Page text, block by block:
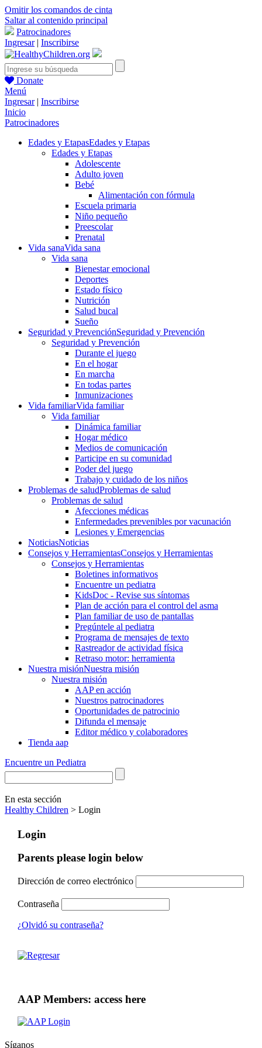
Omitir los comandos de cinta
Saltar al contenido principal
Patrocinadores
Ingresar| Inscribirse
Donate
Menú
Ingresar| Inscribirse
Inicio
Patrocinadores
Edades y EtapasEdades y Etapas
Edades y Etapas
Adolescente
Adulto joven
Bebé
Alimentación con fórmula
Escuela primaria
Niño pequeño
Preescolar
Prenatal
Vida sanaVida sana
Vida sana
Bienestar emocional
Deportes
Estado físico
Nutrición
Salud bucal
Sueño
Seguridad y PrevenciónSeguridad y Prevención
Seguridad y Prevención
Durante el juego
En el hogar
En marcha
En todas partes
Inmunizaciones
Vida familiarVida familiar
Vida familiar
Dinámica familiar
Hogar médico
Medios de comunicación
Participe en su comunidad
Poder del juego
Trabajo y cuidado de los niños
Problemas de saludProblemas de salud
Problemas de salud
Afecciones médicas
Enfermedades prevenibles por vacunación
Lesiones y Emergencias
NoticiasNoticias
Consejos y HerramientasConsejos y Herramientas
Consejos y Herramientas
Boletines informativos
Encuentre un pediatra
KidsDoc - Revise sus síntomas
Plan de acción para el control del asma
Plan familiar de uso de pantallas
Pregúntele al pediatra
Programa de mensajes de texto
Rastre​​ador de activida​d física
Retraso motor: herramienta
Nuestra misiónNuestra misión
Nuestra misión
AAP en acción
Nuestros patrocinadores
Oportunidades de patrocinio
Difunda el mensaje
Editor médico y colaboradores
Tienda aap
Encuentre un Pediatra
En esta sección
Healthy Children > Login
Login
Parents please login below
Dirección de correo electrónico
Contraseña
¿Olvidó su contraseña?
AAP Members: access here
Síganos